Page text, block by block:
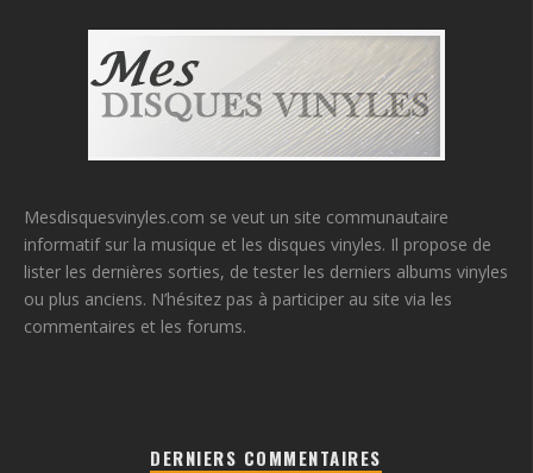
Mesdisquesvinyles.com se veut un site communautaire
informatif sur la musique et les disques vinyles. Il propose de
lister les dernières sorties, de tester les derniers albums vinyles
ou plus anciens. N’hésitez pas à participer au site via les
commentaires et les forums.
DERNIERS COMMENTAIRES